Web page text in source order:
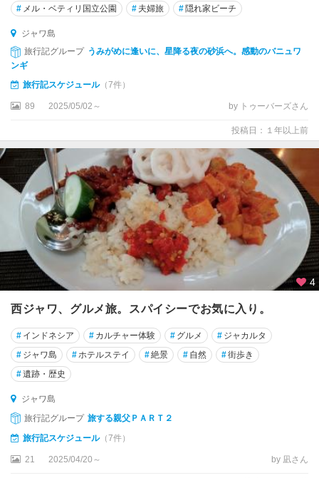
# メル・ベティリ国立公園 # 夫婦旅 # 隠れ家ビーチ
ジャワ島
旅行記グループ うみがめに逢いに、星降る夜の砂浜へ。感動のバニュワ
ンギ
旅行記スケジュール（7件）
89 2025/05/02～ by トゥーバーズさん
投稿日：１年以上前
4
西ジャワ、グルメ旅。スパイシーでお気に入り。
# インドネシア # カルチャー体験 # グルメ # ジャカルタ
# ジャワ島 # ホテルステイ #絶景 # 自然 #街歩き
#遺跡・歴史
ジャワ島
旅行記グループ 旅する親父ＰＡＲＴ２
旅行記スケジュール（7件）
21 2025/04/20～ by 凪さん